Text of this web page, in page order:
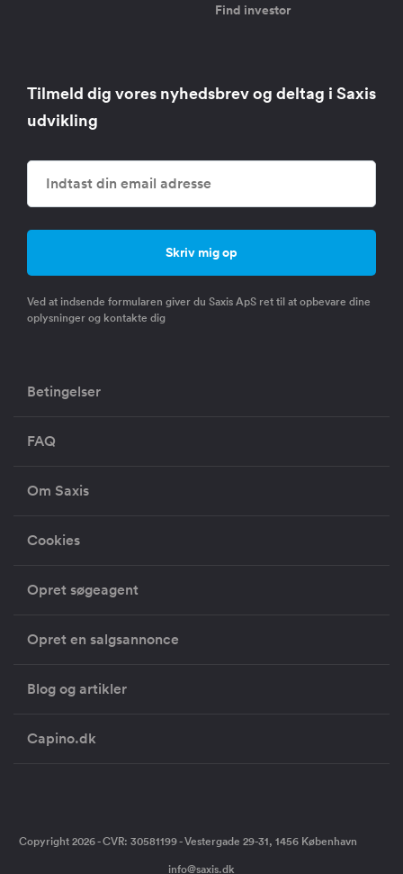
Find investor
Tilmeld dig vores nyhedsbrev og deltag i Saxis
udvikling
Ved at indsende formularen giver du Saxis ApS ret til at opbevare dine
oplysninger og kontakte dig
Betingelser
FAQ
Om Saxis
Cookies
Opret søgeagent
Opret en salgsannonce
Blog og artikler
Capino.dk
Copyright 2026 - CVR: 30581199 - Vestergade 29-31, 1456 København
info@saxis.dk